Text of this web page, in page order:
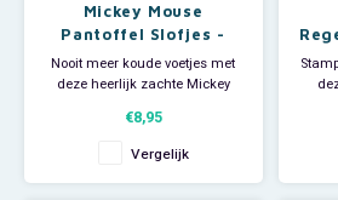
Mickey Mouse
Pantoffel Slofjes -
Rood
Nooit meer koude voetjes met
deze heerlijk zachte Mickey
slofjes zijn op de zool voorzien
van anti-slip. Kleur: rood.
€8,95
Vergelijk
een